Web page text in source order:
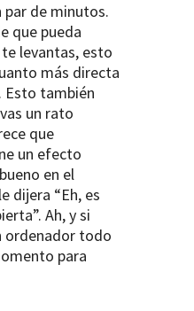
par de minutos.
que pueda
levantas, esto
más directa
Esto también
un rato
que
un efecto
en el
dijera “Eh, es
Ah, y si
ordenador todo
para